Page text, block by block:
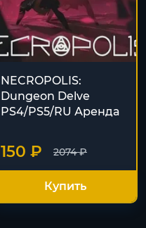
NECROPOLIS:
Dungeon Delve
PS4/PS5/RU Аренда
2074 ₽
150 ₽
Купить